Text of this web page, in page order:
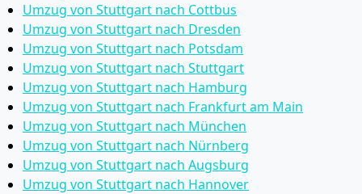
Umzug von Stuttgart nach Cottbus
Umzug von Stuttgart nach Dresden
Umzug von Stuttgart nach Potsdam
Umzug von Stuttgart nach Stuttgart
Umzug von Stuttgart nach Hamburg
Umzug von Stuttgart nach Frankfurt am Main
Umzug von Stuttgart nach München
Umzug von Stuttgart nach Nürnberg
Umzug von Stuttgart nach Augsburg
Umzug von Stuttgart nach Hannover